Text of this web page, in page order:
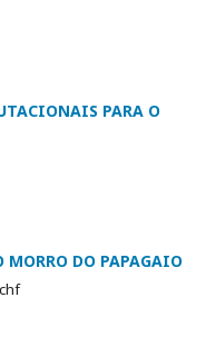
PARA O
MORRO DO PAPAGAIO